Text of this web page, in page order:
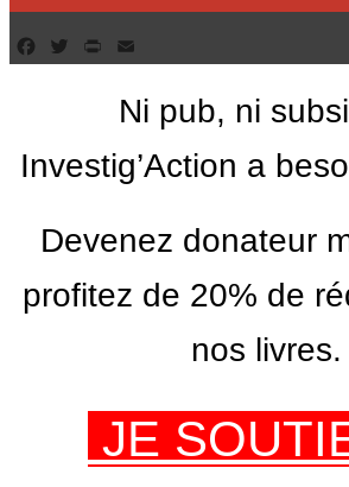
Facebook
TwitterPrintFriendly
Ni pub, ni
Investig’Action a
Devenez donateur
profitez de 20% de
nos livres.
JE